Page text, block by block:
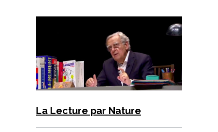
La Lecture par Nature